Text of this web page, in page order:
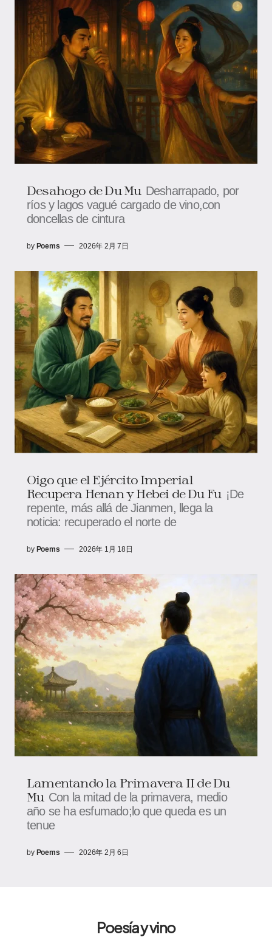
Desahogo de Du Mu Desharrapado, por
ríos y lagos vagué cargado de vino,con
doncellas de cintura
by Poems 2026年 2月 7日
Oigo que el Ejército Imperial
Recupera Henan y Hebei de Du Fu ¡De
repente, más allá de Jianmen, llega la
noticia: recuperado el norte de
by Poems 2026年 1月 18日
Lamentando la Primavera II de Du
Mu Con la mitad de la primavera, medio
año se ha esfumado;lo que queda es un
tenue
by Poems 2026年 2月 6日
Poesía y vino